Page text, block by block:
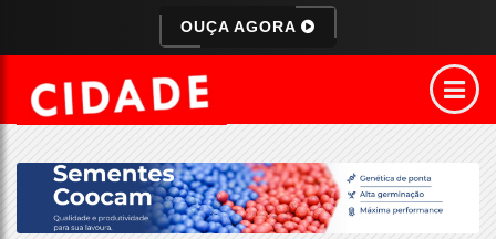
OUÇA AGORA